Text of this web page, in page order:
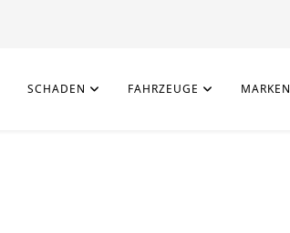
SCHADEN FAHRZEUGE MARKEN